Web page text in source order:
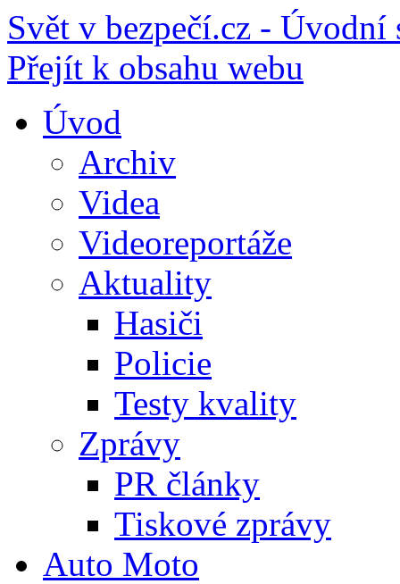
Svět v bezpečí.cz - Úvodní
Přejít k obsahu webu
Úvod
Archiv
Videa
Videoreportáže
Aktuality
Hasiči
Policie
Testy kvality
Zprávy
PR články
Tiskové zprávy
Auto Moto